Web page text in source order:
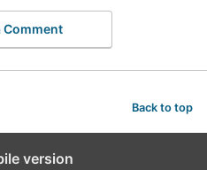
Comment
Back to top
version